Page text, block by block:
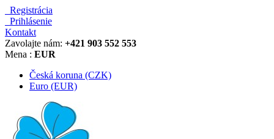
Registrácia
Prihlásenie
Kontakt
Zavolajte nám: +421 903 552 553
Mena : EUR
Česká koruna (CZK)
Euro (EUR)